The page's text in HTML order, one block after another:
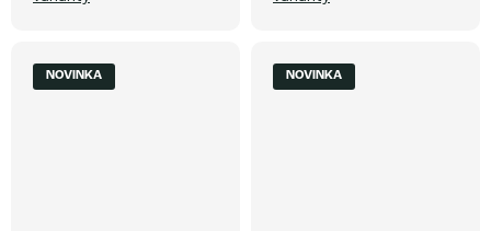
NOVINKA NOVINKA